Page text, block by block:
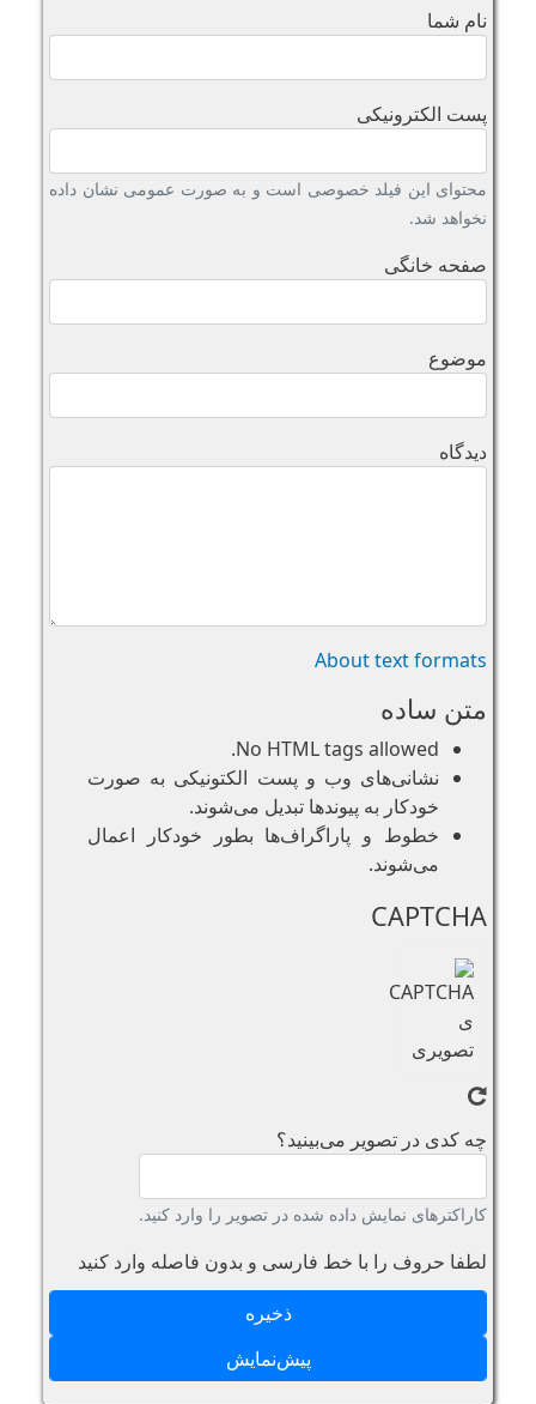
نام شما
پست الکترونیکی
محتوای این فیلد خصوصی است و به صورت عمومی نشان داده
نخواهد شد.
صفحه خانگی
موضوع
دیدگاه
About text formats
متن ساده
No HTML tags allowed.
نشانی‌های وب و پست الکتونیکی به صورت
خودکار به پیوند‌ها تبدیل می‌شوند.
خطوط و پاراگراف‌ها بطور خودکار اعمال
می‌شوند.
CAPTCHA
چه کدی در تصویر می‌بینید؟
کاراکترهای نمایش داده شده در تصویر را وارد کنید.
لطفا حروف را با خط فارسی و بدون فاصله وارد کنید